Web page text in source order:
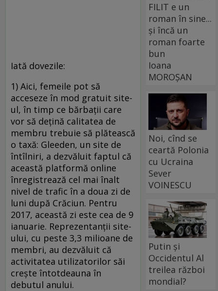
Iată dovezile:
1) Aici, femeile pot să
acceseze în mod gratuit site-
ul, în timp ce bărbaţii care
vor să deţină calitatea de
membru trebuie să plătească
o taxă: Gleeden, un site de
întîlniri, a dezvăluit faptul că
această platformă online
înregistrează cel mai înalt
nivel de trafic în a doua zi de
luni după Crăciun. Pentru
2017, această zi este cea de 9
ianuarie. Reprezentanţii site-
ului, cu peste 3,3 milioane de
membri, au dezvăluit că
activitatea utilizatorilor săi
creşte întotdeauna în
debutul anului.
FILIT e un
roman în sine...
și încă un
roman foarte
bun
Ioana
MOROȘAN
Noi, cînd se
ceartă Polonia
cu Ucraina
Sever
VOINESCU
Putin și
Occidentul Al
treilea război
mondial?